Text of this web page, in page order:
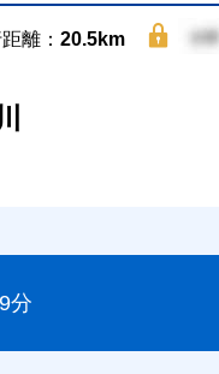
離： 20.5km
分